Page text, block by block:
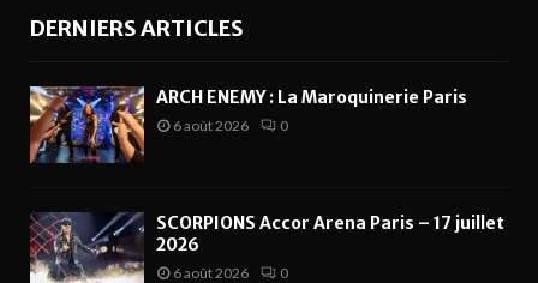
DERNIERS ARTICLES
ARCH ENEMY : La Maroquinerie Paris
6 août 2026 0
SCORPIONS Accor Arena Paris – 17 juillet
2026
6 août 2026 0